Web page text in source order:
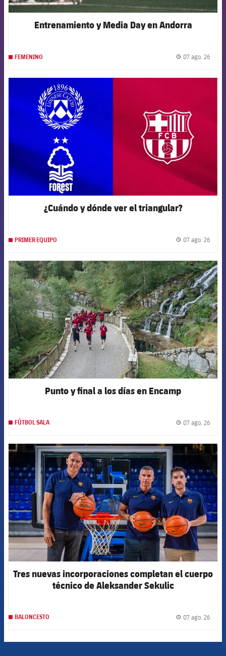
Entrenamiento y Media Day en Andorra
FEMENINO 07 ago. 26
¿Cuándo y dónde ver el triangular?
PRIMER EQUIPO 07 ago. 26
FCB Barcelona badge
Punto y final a los días en Encamp
FÚTBOL SALA 07 ago. 26
FCB Barcelona badge
Tres nuevas incorporaciones completan el cuerpo
técnico de Aleksander Sekulic
BALONCESTO 07 ago. 26